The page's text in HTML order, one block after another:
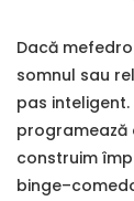
Dacă
somnul sau
pas
programează
construim